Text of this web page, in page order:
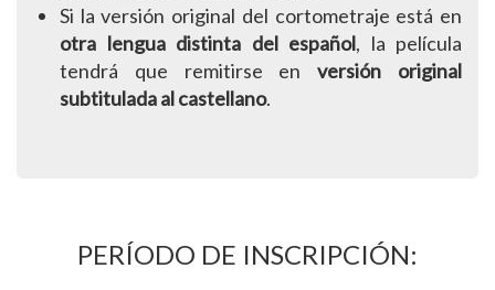
Si la versión original del cortometraje está en
otra lengua distinta del español, la película
tendrá que remitirse enversión original
subtitulada al castellano.
PERÍODO DE INSCRIPCIÓN: